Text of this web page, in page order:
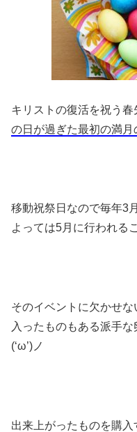
キリストの復活を祝う
の日が過ぎた最初の満月
移動祝祭日なので毎年3
よっては5月に行われる
そのイベントに欠かせ
入ったものもある派手な
(‘ω’)ノ
出来上がったものを購